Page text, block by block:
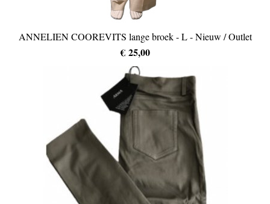
ANNELIEN COOREVITS lange broek - L - Nieuw / Outlet
€ 25,00